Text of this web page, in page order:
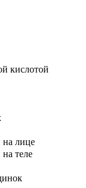
кислотой
на лице
теле